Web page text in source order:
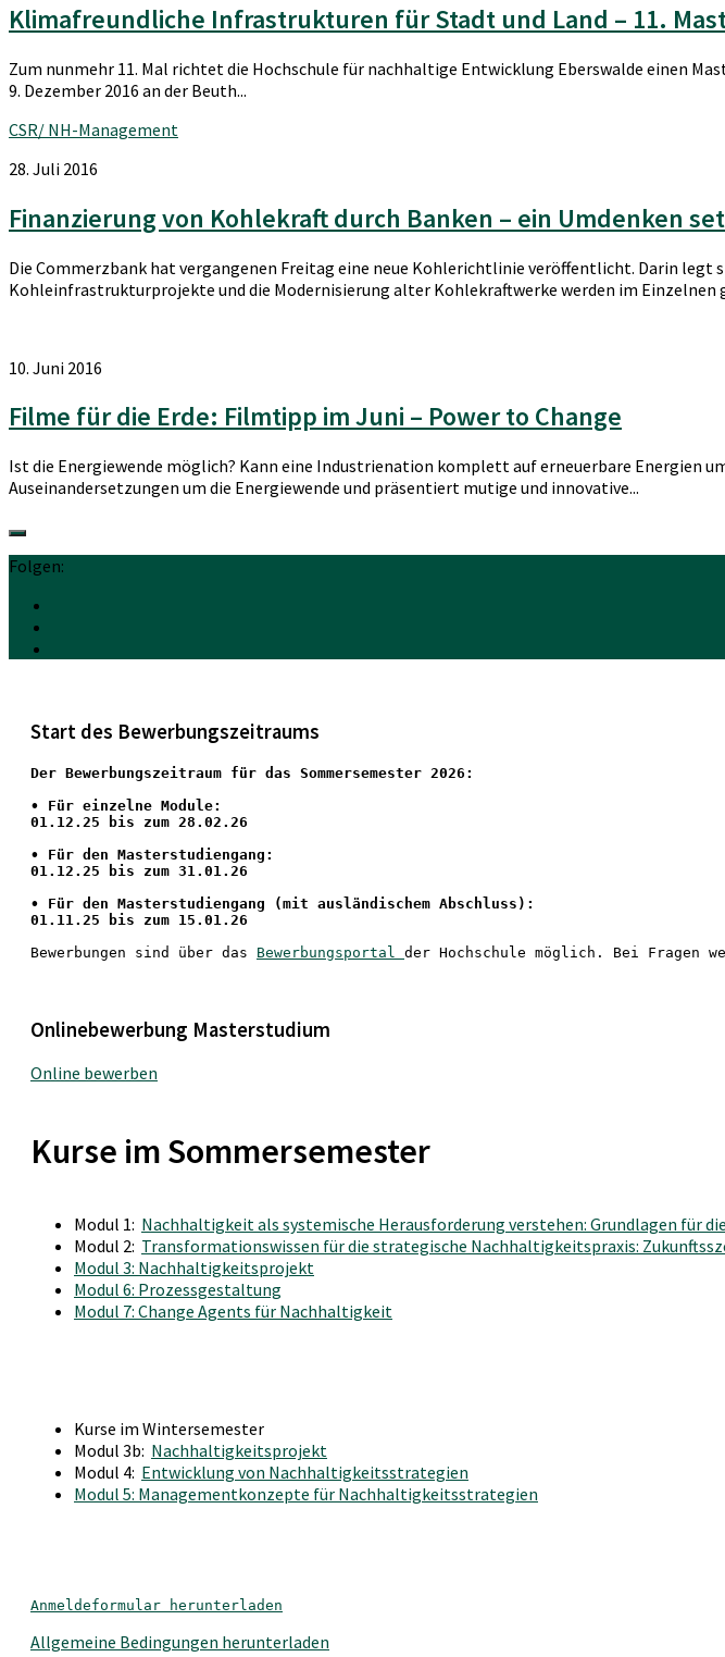
Klimafreundliche Infrastrukturen für Stadt und Land – 11.
Zum nunmehr 11. Mal richtet die Hochschule für nachhaltige Entwicklung Eberswalde einen
9. Dezember 2016 an der Beuth...
CSR/ NH-Management
28. Juli 2016
Finanzierung von Kohlekraft durch Banken – ein Umdenken
Die Commerzbank hat vergangenen Freitag eine neue Kohlerichtlinie veröffentlicht. Darin
Kohleinfrastrukturprojekte und die Modernisierung alter Kohlekraftwerke werden im Einzelnen
10. Juni 2016
Filme für die Erde: Filmtipp im Juni – Power to Change
Ist die Energiewende möglich? Kann eine Industrienation komplett auf erneuerbare Energien
Auseinandersetzungen um die Energiewende und präsentiert mutige und innovative...
Folgen:
Start des Bewerbungszeitraums
Der Bewerbungszeitraum für das Sommersemester 2026:
• Für einzelne Module:
01.12.25 bis zum 28.02.26
• Für den Masterstudiengang:
01.12.25 bis zum 31.01.26
• Für den Masterstudiengang (mit ausländischem Abschluss):
01.11.25 bis zum 15.01.26
Bewerbungen sind über das Bewerbungsportal der Hochschule möglich. Bei Fragen
Onlinebewerbung Masterstudium
Online bewerben
Kurse im Sommersemester
Modul 1: Nachhaltigkeit als systemische Herausforderung verstehen: Grundlagen für
Modul 2: Transformationswissen für die strategische Nachhaltigkeitspraxis:
Modul 3: Nachhaltigkeitsprojekt
Modul 6: Prozessgestaltung
Modul 7: Change Agents für Nachhaltigkeit
Kurse im Wintersemester
Modul 3b: Nachhaltigkeitsprojekt
Modul 4: Entwicklung von Nachhaltigkeitsstrategien
Modul 5: Managementkonzepte für Nachhaltigkeitsstrategien
Anmeldeformular herunterladen
Allgemeine Bedingungen herunterladen